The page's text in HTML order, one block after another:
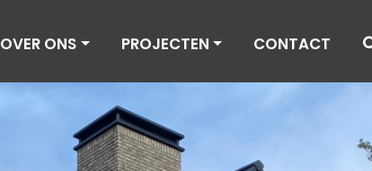
OVER ONS PROJECTEN CONTACT